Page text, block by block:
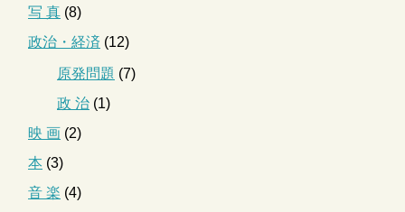
写 真 (8)
政治・経済 (12)
原発問題 (7)
政 治 (1)
映 画 (2)
本 (3)
音 楽 (4)